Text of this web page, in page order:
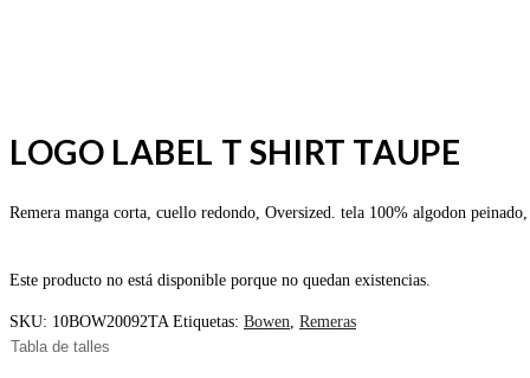
LOGO LABEL T SHIRT TAUPE
Remera manga corta, cuello redondo, Oversized. tela 100% algodon
Este producto no está disponible porque no quedan existencias.
SKU: 10BOW20092TA Etiquetas: Bowen, Remeras
Tabla de talles